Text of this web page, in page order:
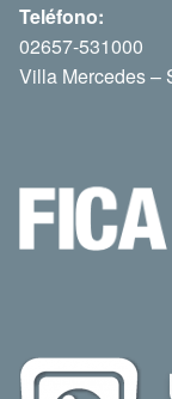
Teléfono:
02657-531000
Villa Mercedes –